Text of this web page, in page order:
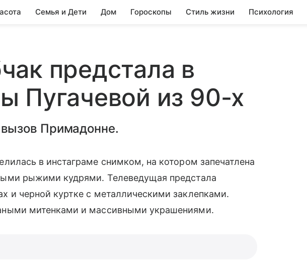
Семья и Дети Дом Гороскопы Стиль жизни Психология
предстала в
Пугачевой из 90-х
Примадонне.
в инстаграме снимком, на котором запечатлена
рыжими кудрями. Телеведущая предстала
и черной куртке с металлическими заклепками.
митенками и массивными украшениями.